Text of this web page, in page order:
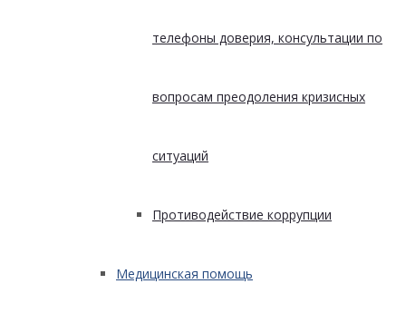
телефоны доверия, консультации по
вопросам преодоления кризисных
ситуаций
Противодействие коррупции
Медицинская помощь